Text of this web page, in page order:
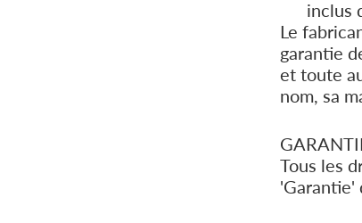
inclus
Le
garantie
et toute
nom, sa
Tous les
'Garantie'